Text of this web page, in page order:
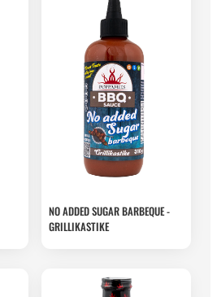
NO ADDED SUGAR BARBEQUE -
GRILLIKASTIKE